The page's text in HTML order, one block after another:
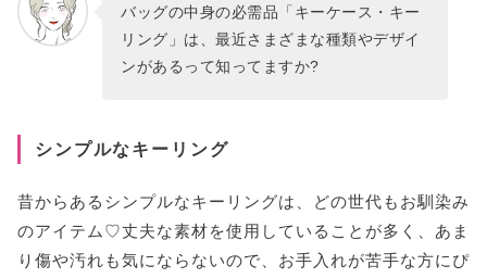
バッグの中身の必需品「キーケース・キー
リング」は、最近さまざまな種類やデザイ
ンがあるって知ってますか?
シンプルなキーリング
昔からあるシンプルなキーリングは、どの世代もお馴染み
のアイテム♡丈夫な素材を使用していることが多く、あま
り傷や汚れも気にならないので、お手入れが苦手な方にぴ